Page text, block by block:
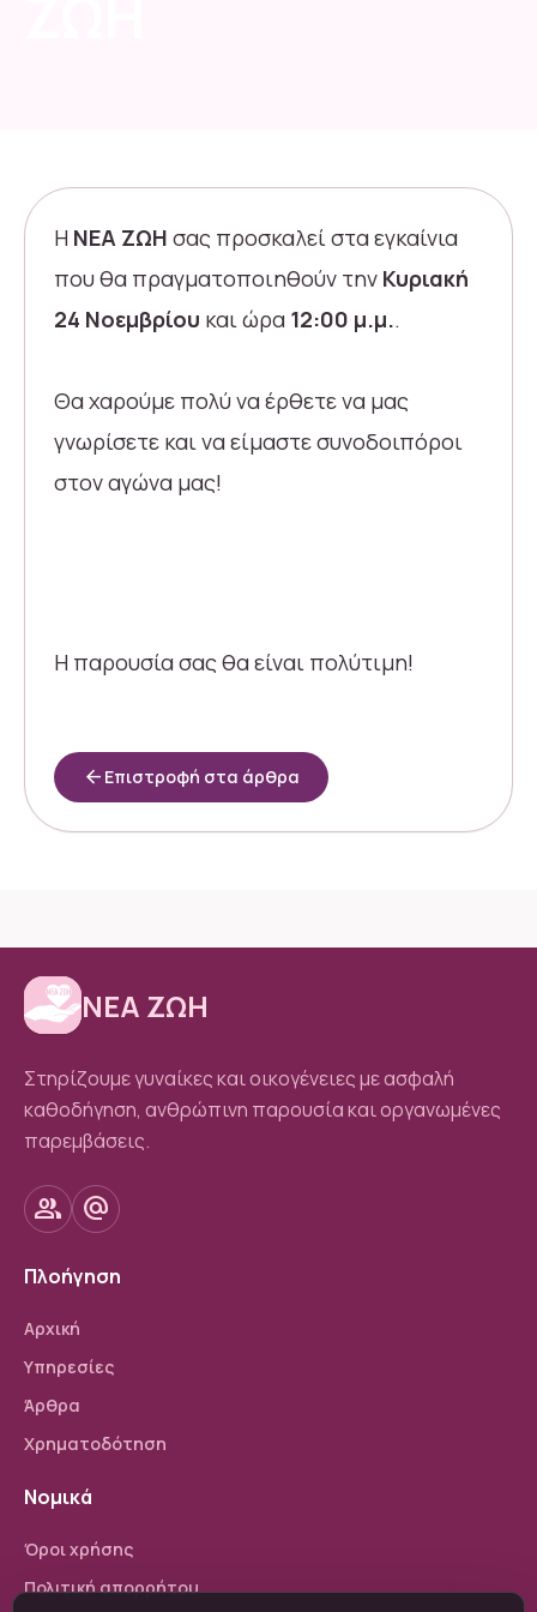
Η ΝΕΑ ΖΩΗ σας προσκαλεί στα εγκαίνια
που θα πραγματοποιηθούν την Κυριακή
24 Νοεμβρίου και ώρα 12:00 μ.μ..
Θα χαρούμε πολύ να έρθετε να μας
γνωρίσετε και να είμαστε συνοδοιπόροι
στον αγώνα μας!
Η παρουσία σας θα είναι πολύτιμη!
arrow_back Επιστροφή στα άρθρα
ΝΕΑ ΖΩΗ
Στηρίζουμε γυναίκες και οικογένειες με ασφαλή
καθοδήγηση, ανθρώπινη παρουσία και οργανωμένες
παρεμβάσεις.
group alternate_email
Πλοήγηση
Αρχική
Υπηρεσίες
Άρθρα
Χρηματοδότηση
Νομικά
Όροι χρήσης
Πολιτική απορρήτου